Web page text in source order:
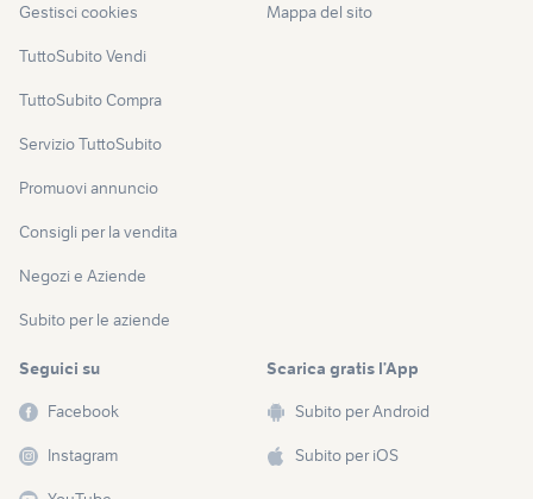
Gestisci cookies
TuttoSubito Vendi
TuttoSubito Compra
Servizio TuttoSubito
Promuovi annuncio
Consigli per la vendita
Negozi e Aziende
Subito per le aziende
Mappa del sito
Seguici su
Facebook
Instagram
Scarica gratis l’App
Subito per Android
Subito per iOS